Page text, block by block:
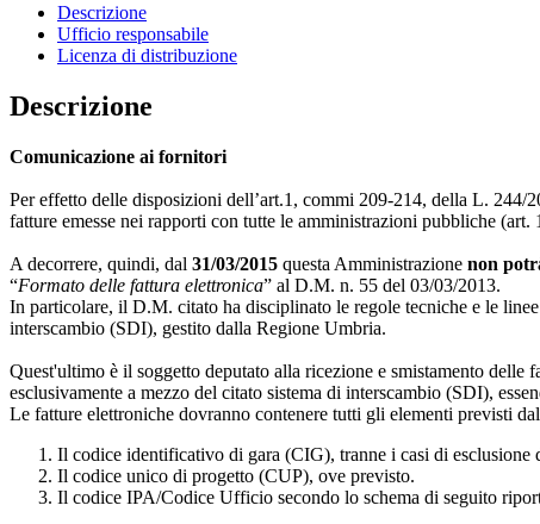
Descrizione
Ufficio responsabile
Licenza di distribuzione
Descrizione
Comunicazione ai fornitori
Per effetto delle disposizioni dell’art.1, commi 209-214, della L. 244/
fatture emesse nei rapporti con tutte le amministrazioni pubbliche
A decorrere, quindi, dal 31/03/2015 questa Amministrazione non
“Formato delle fattura elettronica” al D.M. n. 55 del 03/03/2013.
In particolare, il D.M. citato ha disciplinato le regole tecniche e le
interscambio (SDI), gestito dalla Regione Umbria.
Quest'ultimo è il soggetto deputato alla ricezione e smistamento
esclusivamente a mezzo del citato sistema di interscambio (SDI),
Le fatture elettroniche dovranno contenere tutti gli elementi previsti
Il codice identificativo di gara (CIG), tranne i casi di
Il codice unico di progetto (CUP), ove previsto.
Il codice IPA/Codice Ufficio secondo lo schema di seguito